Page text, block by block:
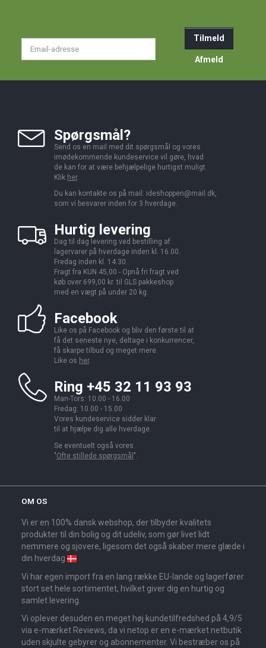
Tilmeld
Afmeld
Spørgsmål?
Send os en mail med dit spørgsmål og vores
imødekommende kundeservice vil gøre, hvad
de kan for at være behjælpelige hurtigst muligt.
Klik her.
Du kan kontakte os på mail: ideshoppen@mail.dk,
som vi besvarer inden for 3 hverdage.
Hurtig levering
Dag til dag levering ved bestilling af
lagervarer på hverdage inden kl. 16.00.
Fredag inden kl. 14.30.
Fragt fra KUN 45,00 - Opnå fri fragt ved
køb over 699,00 kr. til GLS pakkeshop
med en vægt på under 20 kg.
Facebook
Like os på Facebook og bliv den første til at
få det seneste nye, deltage i konkurrencer,
få skarpe tilbud og meget mere.
Like os her.
Ring +45 32 11 93 93
Man-Tors: 10.00 - 16.00
Fredag: 10.00 - 15.00
Vores kundeservice sidder klar
til at hjælpe dig alle hverdage.
Se eventuelt også vores
"Ofte stillede spørgsmål ".
OM OS
Vi er en 100% dansk webshop, der tilbyder kvalitets
produkter til din bolig og dit udeliv, som gør livet lidt
nemmere og sjovere, ligesom det også skaber mere glæde i
din hverdag
Vi har egen import fra en lang række EU-lande og lagerfører
stort set hele sortimentet, hvilket giver dig en hurtig og
samlet levering.
Vi oplever desuden en meget høj kundetilfredshed på 4,9/5
via e-mærket Reviews, da vi netop er en e-mærket netbutik
uden skjulte gebyrer og abonnementer. Vi bestræber os på